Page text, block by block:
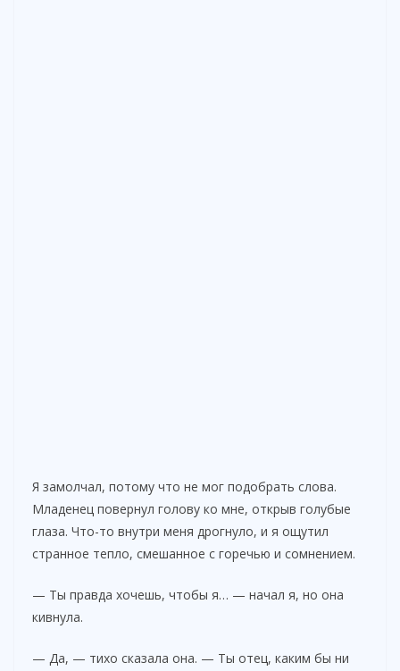
Я замолчал, потому что не мог подобрать слова.
Младенец повернул голову ко мне, открыв голубые
глаза. Что-то внутри меня дрогнуло, и я ощутил
странное тепло, смешанное с горечью и сомнением.
— Ты правда хочешь, чтобы я… — начал я, но она
кивнула.
— Да, — тихо сказала она. — Ты отец, каким бы ни